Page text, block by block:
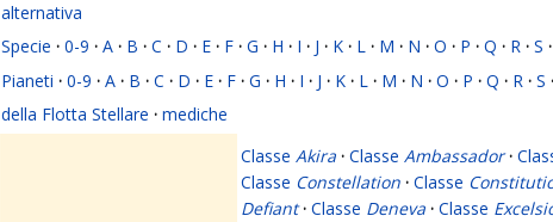
alternativa
Specie · 0-9 · A · B · C · D · E · F · G · H · I · J · K · L · M · N · O · P · Q · R · S ·
Pianeti · 0-9 · A · B · C · D · E · F · G · H · I · J · K · L · M · N · O · P · Q · R · S ·
della Flotta Stellare · mediche
Classe Akira · Classe Ambassador ·
Classe Constellation · Classe
Defiant · Classe Deneva · Classe